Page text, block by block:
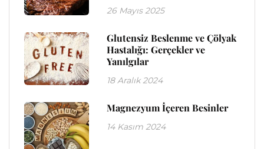
26 Mayıs 2025
Glutensiz Beslenme ve Çölyak
Hastalığı: Gerçekler ve
Yanılgılar
18 Aralık 2024
Magnezyum İçeren Besinler
14 Kasım 2024